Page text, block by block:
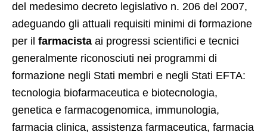
del medesimo decreto legislativo n. 206 del 2007,
adeguando gli attuali requisiti minimi di formazione
per il farmacista ai progressi scientifici e tecnici
generalmente riconosciuti nei programmi di
formazione negli Stati membri e negli Stati EFTA:
tecnologia biofarmaceutica e biotecnologia,
genetica e farmacogenomica, immunologia,
farmacia clinica, assistenza farmaceutica, farmacia